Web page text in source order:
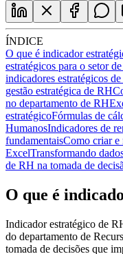
ÍNDICE
O que é indicador
estratégicos para o setor
indicadores estratégicos
gestão estratégica de RH
no departamento de RH
estratégicoFórmulas de
HumanosIndicadores de
fundamentaisComo criar e
ExcelTransformando
de RH na tomada de
O que é
Indicador estratégico de
do departamento de
tomada de decisões que